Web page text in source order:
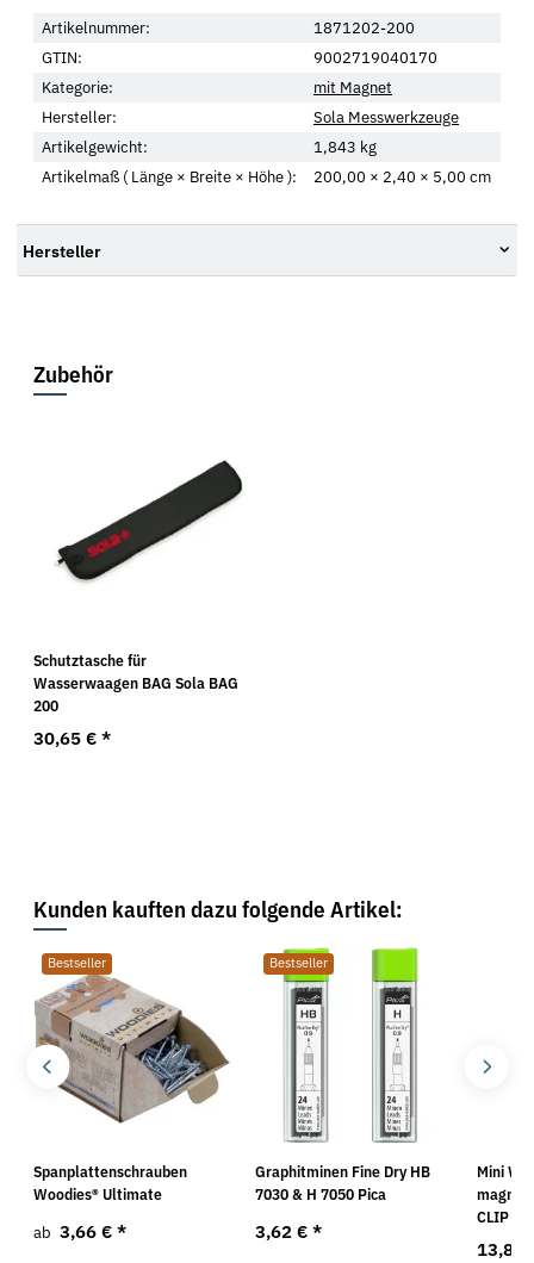
Artikelnummer:
1871202-200
GTIN:
9002719040170
Kategorie:
mit Magnet
Hersteller:
Sola Messwerkzeuge
Artikelgewicht:
1,843 kg
Artikelmaß ( Länge × Breite × Höhe ):
200,00 × 2,40 × 5,00 cm
Hersteller
Zubehör
Schutztasche für
Wasserwaagen BAG Sola BAG
200
30,65 € *
Kunden kauften dazu folgende Artikel:
Bestseller
Spanplattenschrauben
Woodies® Ultimate
ab 3,66 € *
Bestseller
Graphitminen Fine Dry HB
7030 & H 7050 Pica
3,62 € *
Mini
CLIP
13,86